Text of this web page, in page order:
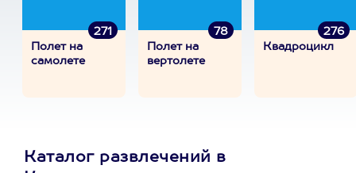
271
Полет на
самолете
78
Полет на
вертолете
276
Квадроцикл
Каталог развлечений в